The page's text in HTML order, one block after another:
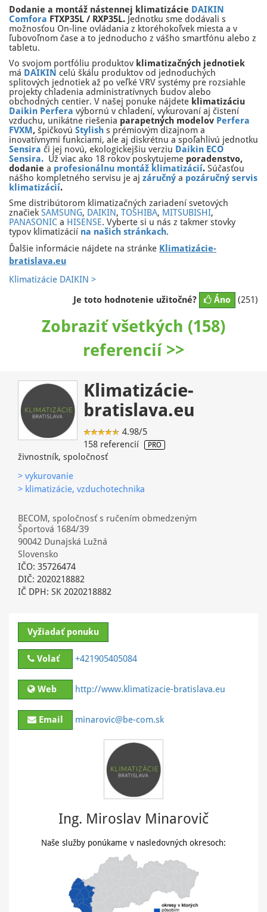
Dodanie a montáž nástennej klimatizácie DAIKIN
Comfora FTXP35L / RXP35L. Jednotku sme dodávali s
možnosťou On-line ovládania z ktoréhokoľvek miesta a v
ľubovoľnom čase a to jednoducho z vášho smartfónu alebo z
tabletu.
Vo svojom portfóliu produktov klimatizačných jednotiek
má DAIKIN celú škálu produktov od jednoduchých
splitových jednotiek až po veľké VRV systémy pre rozsiahle
projekty chladenia administratívnych budov alebo
obchodných centier. V našej ponuke nájdete klimatizáciu
Daikin Perfera výbornú v chladení, vykurovaní aj čistení
vzduchu, unikátne riešenia parapetných modelov Perfera
FVXM, špičkovú Stylish s prémiovým dizajnom a
inovatívnymi funkciami, ale aj diskrétnu a spoľahlivú jednotku
Sensira či jej novú, ekologickejšiu verziu Daikin ECO
Sensira. Už viac ako 18 rokov poskytujeme poradenstvo,
dodanie a profesionálnu montáž klimatizácií. Súčasťou
nášho kompletného servisu je aj záručný a pozáručný servis
klimatizácií.
Sme distribútorom klimatizačných zariadení svetových
značiek SAMSUNG, DAIKIN, TOSHIBA, MITSUBISHI,
PANASONIC a HISENSE. Vyberte si u nás z takmer stovky
typov klimatizácií na našich stránkach.
Ďalšie informácie nájdete na stránke Klimatizácie-
bratislava.eu
Klimatizácie DAIKIN >
Je toto hodnotenie užitočné?
Áno (251)
Zobraziť všetkých (158)
referencií >>
Klimatizácie-
bratislava.eu
4.98/5
158 referencií
PRO
živnostník, spoločnosť
> vykurovanie
> klimatizácie, vzduchotechnika
BECOM, spoločnosť s ručením obmedzeným
Športová 1684/39
90042 Dunajská Lužná
Slovensko
IČO: 35726474
DIČ: 2020218882
IČ DPH: SK 2020218882
Vyžiadať ponuku
Volať +421905405084
Web http://www.klimatizacie-bratislava.eu
Email minarovic@be-com.sk
Ing. Miroslav Minarovič
Naše služby ponúkame v nasledovných okresoch: